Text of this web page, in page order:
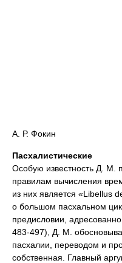
А. Р. Фокин
Пасхалистические
Особую известность Д. М.
правилам вычисления
из них является «Libellus
о большом пасхальном
предисловии,
483-497), Д. М.
пасхалии, переводом и
собственная. Главный